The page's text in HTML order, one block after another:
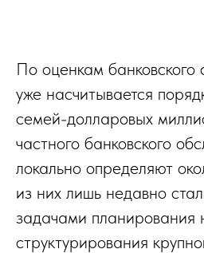
По оценкам банковского
уже насчитывается
семей-долларовых
частного банковского
локально определяют
из них лишь недавно
задачами планирования
структурирования